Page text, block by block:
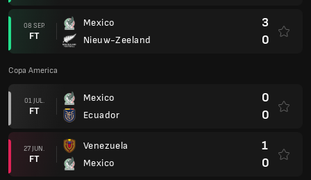
08 SEP.
FT
Mexico
Nieuw-Zeeland
3
0
Copa America
01 JUL.
FT
Mexico
Ecuador
0
0
27 JUN.
FT
Venezuela
Mexico
1
0